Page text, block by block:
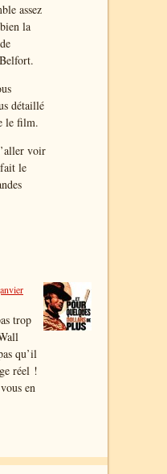
assez
la
détaillé
le film.
voir
le
trop
qu’il
réel !
en